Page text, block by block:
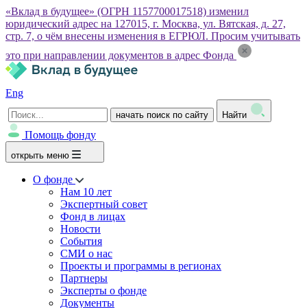
«Вклад в будущее» (ОГРН 1157700017518) изменил
юридический адрес на 127015, г. Москва, ул. Вятская, д. 27,
стр. 7, о чём внесены изменения в ЕГРЮЛ. Просим учитывать
это при направлении документов в адрес Фонда
Eng
начать поиск по сайту Найти
Помощь фонду
открыть меню
О фонде
Нам 10 лет
Экспертный совет
Фонд в лицах
Новости
События
СМИ о нас
Проекты и программы в регионах
Партнеры
Эксперты о фонде
Документы